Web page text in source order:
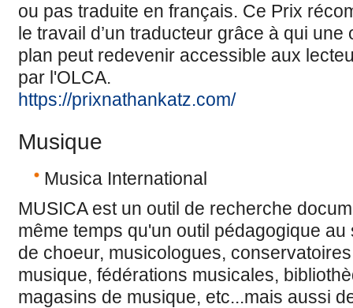
ou pas traduite en français. Ce Prix
le travail d’un traducteur grâce à qui
plan peut redevenir accessible aux
par l'OLCA.
https://prixnathankatz.com/
Musique
Musica International
MUSICA est un outil de recherche
même temps qu'un outil pédagogique
de choeur, musicologues,
musique, fédérations musicales,
magasins de musique, etc...mais aussi